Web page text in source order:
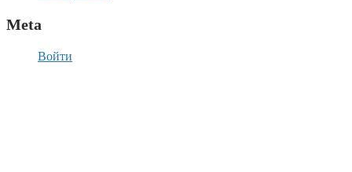
Meta
Войти